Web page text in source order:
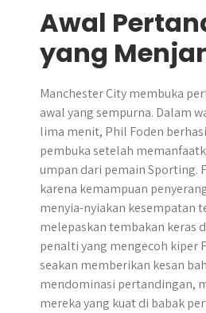
Awal
yang
Manchester City membuka
awal yang sempurna. Dalam
lima menit, Phil Foden
pembuka setelah
umpan dari pemain Sporting.
karena kemampuan
menyia-nyiakan kesempatan
melepaskan tembakan keras
penalti yang mengecoh kiper
seakan memberikan kesan
mendominasi pertandingan,
mereka yang kuat di babak